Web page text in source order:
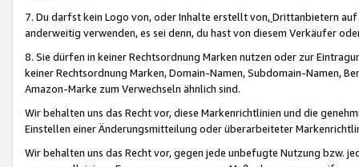
7. Du darfst kein Logo von, oder Inhalte erstellt von,Drittanbietern auf
anderweitig verwenden, es sei denn, du hast von diesem Verkäufer
8. Sie dürfen in keiner Rechtsordnung Marken nutzen oder zur
keiner Rechtsordnung Marken, Domain-Namen, Subdomain-Namen,
Amazon-Marke zum Verwechseln ähnlich sind.
Wir behalten uns das Recht vor, diese Markenrichtlinien und die
Einstellen einer Änderungsmitteilung oder überarbeiteter
Wir behalten uns das Recht vor, gegen jede unbefugte Nutzung bzw.